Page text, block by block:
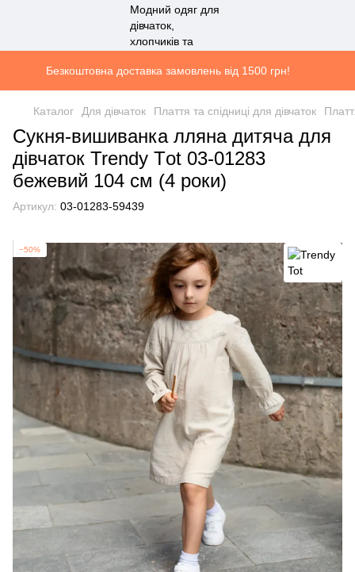
Безкоштовна доставка замовлень від 1500 грн!
Каталог Для дівчаток Плаття та спідниці для дівчаток
Сукня-вишиванка лляна дитяча для
дівчаток Trendy Тot 03-01283
бежевий 104 см (4 роки)
Артикул: 03-01283-59439
−50%